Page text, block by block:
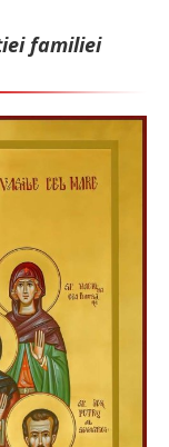
familiei